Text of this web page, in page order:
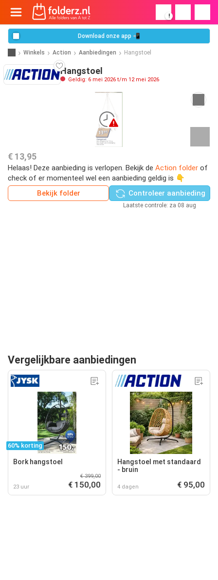
!
Download onze app 📲
Winkels Action Aanbiedingen Hangstoel
Hangstoel
Geldig: 6 mei 2026 t/m 12 mei 2026
€ 13,95
Helaas! Deze aanbieding is verlopen. Bekijk de Action folder of
check of er momenteel wel een aanbieding geldig is 👇
Bekijk folder
Controleer aanbieding
Laatste controle: za 08 aug
Vergelijkbare aanbiedingen
60% korting
Bork hangstoel
23 uur
€ 399,00
€ 150,00
Hangstoel met standaard
- bruin
4 dagen € 95,00